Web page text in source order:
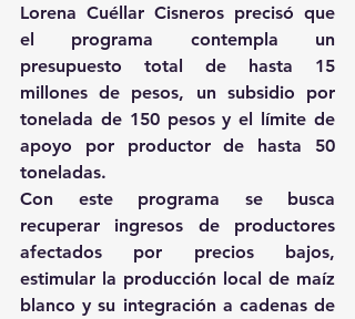
Lorena Cuéllar Cisneros precisó que
el programa contempla un
presupuesto total de hasta 15
millones de pesos, un subsidio por
tonelada de 150 pesos y el límite de
apoyo por productor de hasta 50
toneladas.
Con este programa se busca
recuperar ingresos de productores
afectados por precios bajos,
estimular la producción local de maíz
blanco y su integración a cadenas de